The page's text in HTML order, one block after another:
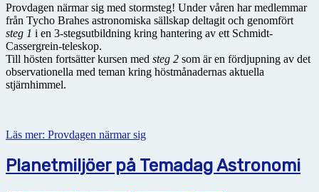
Provdagen närmar sig med stormsteg! Under våren har medlemmar
från Tycho Brahes astronomiska sällskap deltagit och genomfört
steg 1 i en 3-stegsutbildning kring hantering av ett Schmidt-
Cassergrein-teleskop.
Till hösten fortsätter kursen med steg 2 som är en fördjupning av det
observationella med teman kring höstmånadernas aktuella
stjärnhimmel.
Läs mer: Provdagen närmar sig
Planetmiljöer på Temadag Astronomi